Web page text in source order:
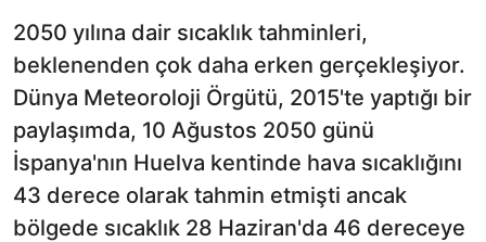
2050 yılına dair sıcaklık tahminleri,
beklenenden çok daha erken gerçekleşiyor.
Dünya Meteoroloji Örgütü, 2015'te yaptığı bir
paylaşımda, 10 Ağustos 2050 günü
İspanya'nın Huelva kentinde hava sıcaklığını
43 derece olarak tahmin etmişti ancak
bölgede sıcaklık 28 Haziran'da 46 dereceye